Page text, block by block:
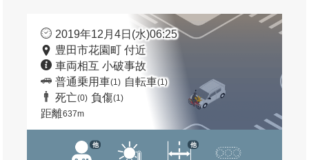
2019年12月4日(水)06:25
豊田市花園町 付近
車両相互 小破事故
普通乗用車(1) 自転車(1)
死亡(0) 負傷(1)
距離637m
他 他